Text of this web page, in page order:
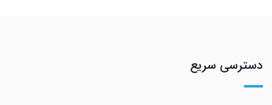
دسترسی سریع